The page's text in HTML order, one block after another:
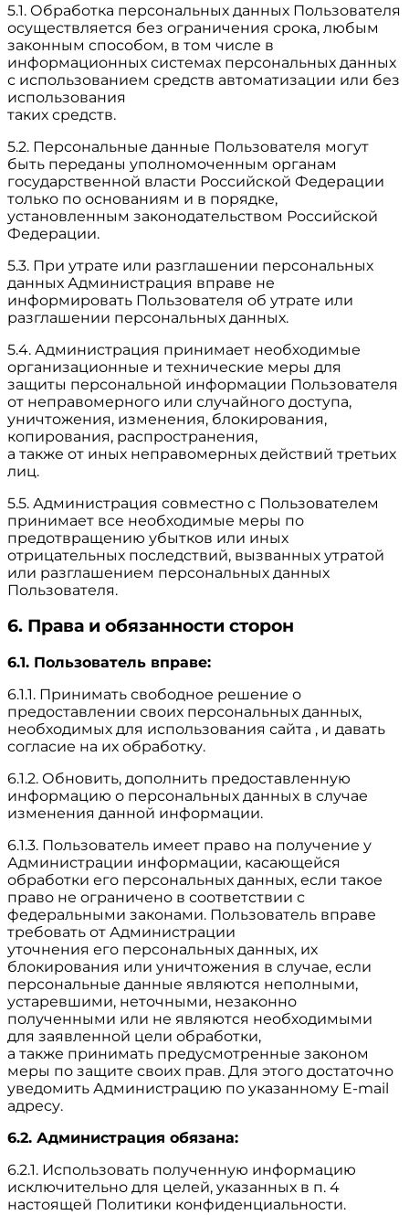
5.1. Обработка персональных данных Пользователя
осуществляется без ограничения срока, любым
законным способом, в том числе в
информационных системах персональных данных
с использованием средств автоматизации или без
использования
таких средств.
5.2. Персональные данные Пользователя могут
быть переданы уполномоченным органам
государственной власти Российской Федерации
только по основаниям и в порядке,
установленным законодательством Российской
Федерации.
5.3. При утрате или разглашении персональных
данных Администрация вправе не
информировать Пользователя об утрате или
разглашении персональных данных.
5.4. Администрация принимает необходимые
организационные и технические меры для
защиты персональной информации Пользователя
от неправомерного или случайного доступа,
уничтожения, изменения, блокирования,
копирования, распространения,
а также от иных неправомерных действий третьих
лиц.
5.5. Администрация совместно с Пользователем
принимает все необходимые меры по
предотвращению убытков или иных
отрицательных последствий, вызванных утратой
или разглашением персональных данных
Пользователя.
6. Права и обязанности сторон
6.1. Пользователь вправе:
6.1.1. Принимать свободное решение о
предоставлении своих персональных данных,
необходимых для использования сайта , и давать
согласие на их обработку.
6.1.2. Обновить, дополнить предоставленную
информацию о персональных данных в случае
изменения данной информации.
6.1.3. Пользователь имеет право на получение у
Администрации информации, касающейся
обработки его персональных данных, если такое
право не ограничено в соответствии с
федеральными законами. Пользователь вправе
требовать от Администрации
уточнения его персональных данных, их
блокирования или уничтожения в случае, если
персональные данные являются неполными,
устаревшими, неточными, незаконно
полученными или не являются необходимыми
для заявленной цели обработки,
а также принимать предусмотренные законом
меры по защите своих прав. Для этого достаточно
уведомить Администрацию по указанному E-mail
адресу.
6.2. Администрация обязана:
6.2.1. Использовать полученную информацию
исключительно для целей, указанных в п. 4
настоящей Политики конфиденциальности.